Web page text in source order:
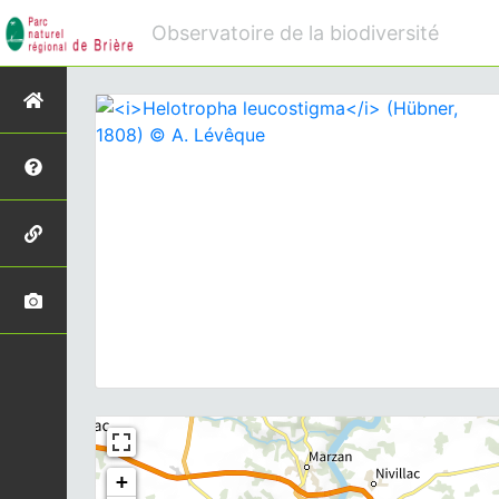
Observatoire de la biodiversité
+